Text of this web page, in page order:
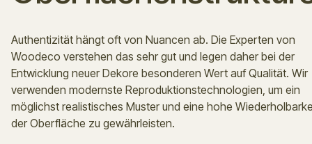
Authentizität hängt oft von Nuancen ab. Die Experten von
Woodeco verstehen das sehr gut und legen daher bei der
Entwicklung neuer Dekore besonderen Wert auf Qualität. Wir
verwenden modernste Reproduktionstechnologien, um ein
möglichst realistisches Muster und eine hohe
der Oberfläche zu gewährleisten.